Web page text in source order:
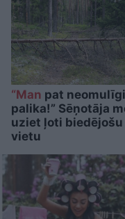
“Man pat neomulīgi
palika!” Sēņotāja
uziet ļoti biedējošu
vietu